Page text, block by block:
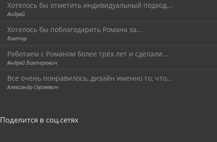
Хотелось бы отметить индивидуальный подход...
Андрей
Хотелось бы поблагодарить Романа за...
Виктор
Работаем с Романом более трёх лет и сделали...
Андрей Викторович
Все очень понравилось, дизайн именно то, что...
Александр Сергеевич
Поделится в соц.сетях